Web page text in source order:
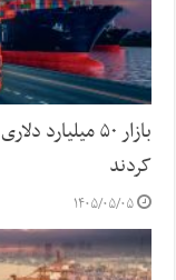
بازار ۵۰
کردند
۱۴۰۵/۰۵/۰۵